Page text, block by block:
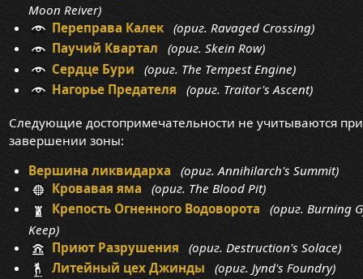
Moon Reiver)
Переправа Калек (ориг. Ravaged Crossing)
Паучий Квартал
(ориг. Skein Row)
Сердце Бури
(ориг. The Tempest Engine)
Нагорье Предателя
(ориг. Traitor's Ascent)
Следующие достопримечательности не учитываются при
завершении зоны:
Вершина ликвидарха
(ориг. Annihilarch's Summit)
Кровавая яма
(ориг. The Blood Pit)
Крепость Огненного Водоворота
(ориг. Burning
Keep)
Приют Разрушения
(ориг. Destruction's Solace)
Литейный цех Джинды
(ориг. Jynd's Foundry)